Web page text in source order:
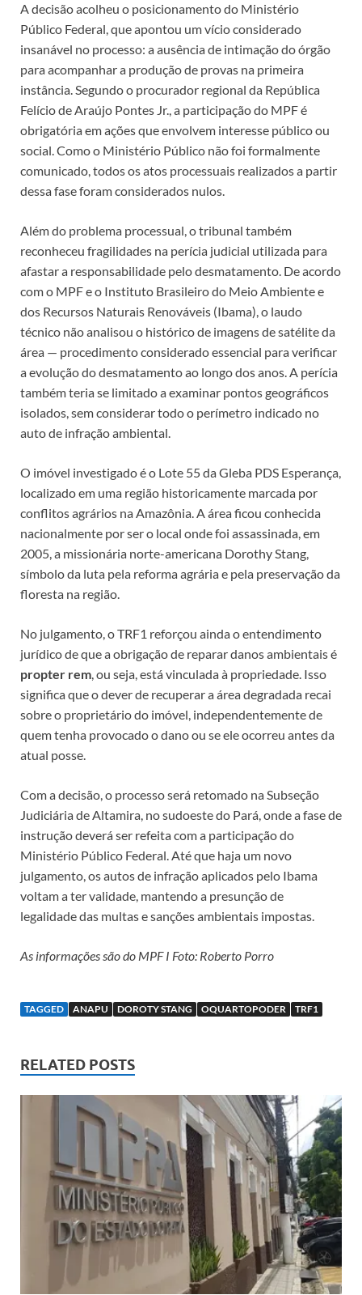
A decisão acolheu o posicionamento do Ministério
Público Federal, que apontou um vício considerado
insanável no processo: a ausência de intimação do órgão
para acompanhar a produção de provas na primeira
instância. Segundo o procurador regional da República
Felício de Araújo Pontes Jr., a participação do MPF é
obrigatória em ações que envolvem interesse público ou
social. Como o Ministério Público não foi formalmente
comunicado, todos os atos processuais realizados a partir
dessa fase foram considerados nulos.
Além do problema processual, o tribunal também
reconheceu fragilidades na perícia judicial utilizada para
afastar a responsabilidade pelo desmatamento. De acordo
com o MPF e o Instituto Brasileiro do Meio Ambiente e
dos Recursos Naturais Renováveis (Ibama), o laudo
técnico não analisou o histórico de imagens de satélite da
área — procedimento considerado essencial para verificar
a evolução do desmatamento ao longo dos anos. A perícia
também teria se limitado a examinar pontos geográficos
isolados, sem considerar todo o perímetro indicado no
auto de infração ambiental.
O imóvel investigado é o Lote 55 da Gleba PDS Esperança,
localizado em uma região historicamente marcada por
conflitos agrários na Amazônia. A área ficou conhecida
nacionalmente por ser o local onde foi assassinada, em
2005, a missionária norte-americana Dorothy Stang,
símbolo da luta pela reforma agrária e pela preservação da
floresta na região.
No julgamento, o TRF1 reforçou ainda o entendimento
jurídico de que a obrigação de reparar danos ambientais é
propter rem, ou seja, está vinculada à propriedade. Isso
significa que o dever de recuperar a área degradada recai
sobre o proprietário do imóvel, independentemente de
quem tenha provocado o dano ou se ele ocorreu antes da
atual posse.
Com a decisão, o processo será retomado na Subseção
Judiciária de Altamira, no sudoeste do Pará, onde a fase de
instrução deverá ser refeita com a participação do
Ministério Público Federal. Até que haja um novo
julgamento, os autos de infração aplicados pelo Ibama
voltam a ter validade, mantendo a presunção de
legalidade das multas e sanções ambientais impostas.
As informações são do MPF I Foto: Roberto Porro
TAGGED ANAPU DOROTY STANG OQUARTOPODER TRF1
RELATED POSTS